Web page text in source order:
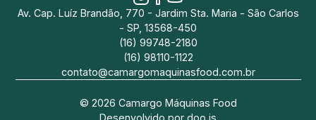
Av. Cap. Luíz Brandão, 770 - Jardim Sta. Maria - São Carlos
- SP, 13568-450
(16) 99748-2180
(16) 98110-1122
contato@camargomaquinasfood.com.br
© 2026 Camargo Máquinas Food
Desenvolvido por doo.is